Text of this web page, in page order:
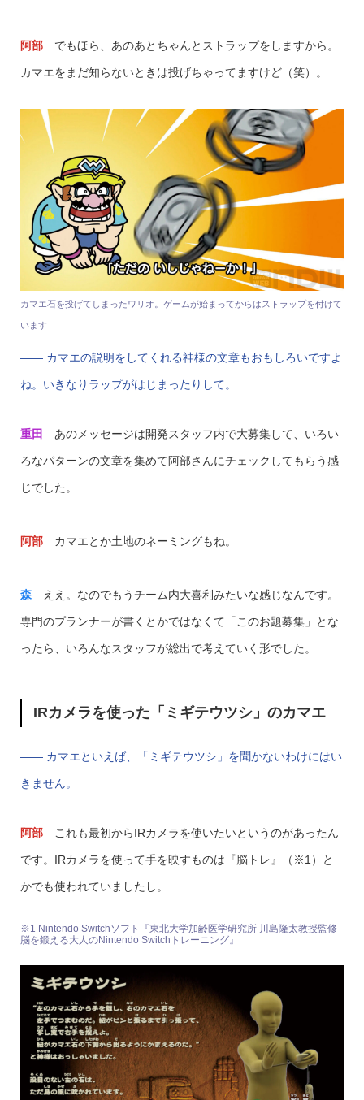
阿部でもほら、あのあとちゃんとストラップをしますから。
カマエをまだ知らないときは投げちゃってますけど（笑）。
カマエ石を投げてしまったワリオ。ゲームが始まってからはストラップを付けて
います
—— カマエの説明をしてくれる神様の文章もおもしろいですよ
ね。いきなりラップがはじまったりして。
重田 あのメッセージは開発スタッフ内で大募集して、いろい
ろなパターンの文章を集めて阿部さんにチェックしてもらう感
じでした。
阿部カマエとか土地のネーミングもね。
森ええ。なのでもうチーム内大喜利みたいな感じなんです。
専門のプランナーが書くとかではなくて「このお題募集」とな
ったら、いろんなスタッフが総出で考えていく形でした。
IRカメラを使った「ミギテウツシ」のカマエ
—— カマエといえば、「ミギテウツシ」を聞かないわけにはい
きません。
阿部これも最初からIRカメラを使いたいというのがあったん
です。IRカメラを使って手を映すものは『脳トレ』（※1）と
かでも使われていましたし。
※1 Nintendo Switchソフト『東北大学加齢医学研究所 川島隆太教授監修
脳を鍛える大人のNintendo Switchトレーニング』